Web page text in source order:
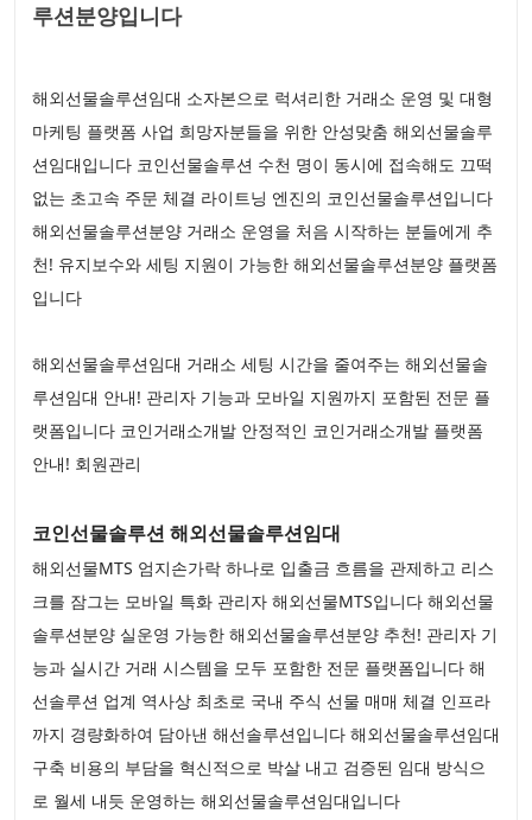
루션분양입니다
해외선물솔루션임대 소자본으로 럭셔리한 거래소 운영 및 대형
마케팅 플랫폼 사업 희망자분들을 위한 안성맞춤 해외선물솔루
션임대입니다 코인선물솔루션 수천 명이 동시에 접속해도 끄떡
없는 초고속 주문 체결 라이트닝 엔진의 코인선물솔루션입니다
해외선물솔루션분양 거래소 운영을 처음 시작하는 분들에게 추
천! 유지보수와 세팅 지원이 가능한 해외선물솔루션분양 플랫폼
입니다
해외선물솔루션임대 거래소 세팅 시간을 줄여주는 해외선물솔
루션임대 안내! 관리자 기능과 모바일 지원까지 포함된 전문 플
랫폼입니다 코인거래소개발 안정적인 코인거래소개발 플랫폼
안내! 회원관리
코인선물솔루션 해외선물솔루션임대
해외선물MTS 엄지손가락 하나로 입출금 흐름을 관제하고 리스
크를 잠그는 모바일 특화 관리자 해외선물MTS입니다 해외선물
솔루션분양 실운영 가능한 해외선물솔루션분양 추천! 관리자 기
능과 실시간 거래 시스템을 모두 포함한 전문 플랫폼입니다 해
선솔루션 업계 역사상 최초로 국내 주식 선물 매매 체결 인프라
까지 경량화하여 담아낸 해선솔루션입니다 해외선물솔루션임대
구축 비용의 부담을 혁신적으로 박살 내고 검증된 임대 방식으
로 월세 내듯 운영하는 해외선물솔루션임대입니다